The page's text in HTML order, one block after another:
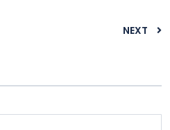
NEXT